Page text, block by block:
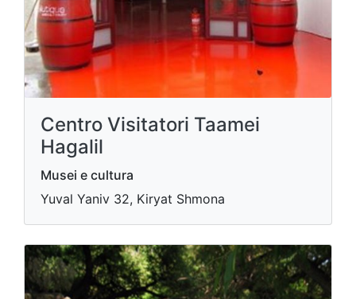
Centro Visitatori Taamei
Hagalil
Musei e cultura
Yuval Yaniv 32, Kiryat Shmona